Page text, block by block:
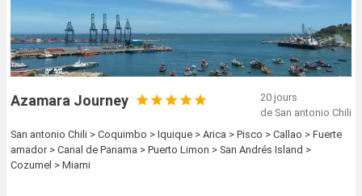
Azamara Journey
20 jours
de San antonio Chili
San antonio Chili > Coquimbo > Iquique > Arica > Pisco > Callao > Fuerte
amador > Canal de Panama > Puerto Limon > San Andrés Island >
Cozumel > Miami